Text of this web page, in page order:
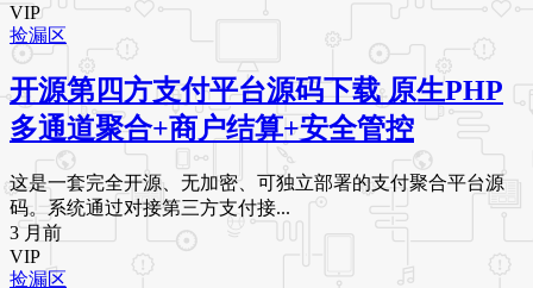
VIP
捡漏区
开源第四方支付平台源码下载 原生PHP
多通道聚合+商户结算+安全管控
这是一套完全开源、无加密、可独立部署的支付聚合平台源
码。系统通过对接第三方支付接...
3 月前
VIP
捡漏区